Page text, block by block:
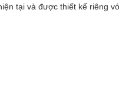
tại và được thiết kế riêng